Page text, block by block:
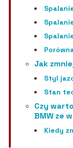
Jak
Styl
Stan
Czy
BMW ze
Kiedy